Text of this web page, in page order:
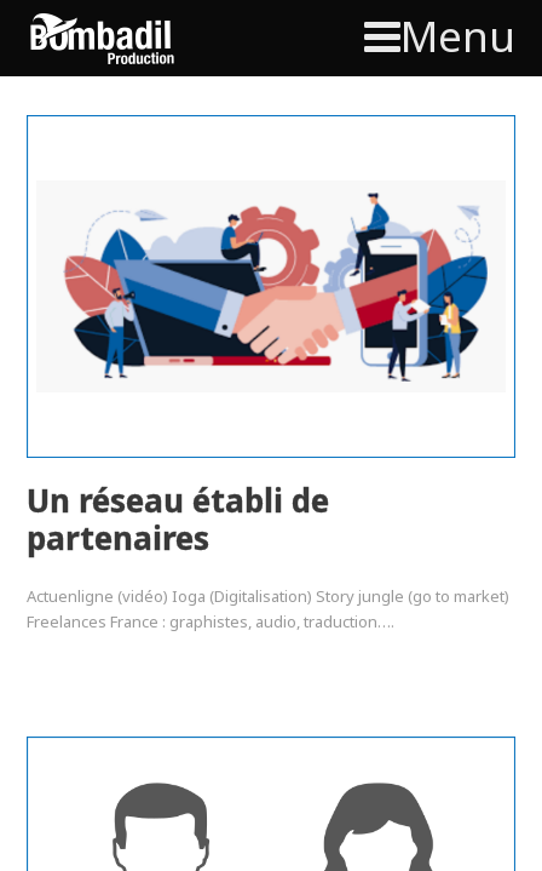
Menu
Un réseau établi de
partenaires
Actuenligne (vidéo) Ioga (Digitalisation) Story jungle (go to market)
Freelances France : graphistes, audio, traduction….